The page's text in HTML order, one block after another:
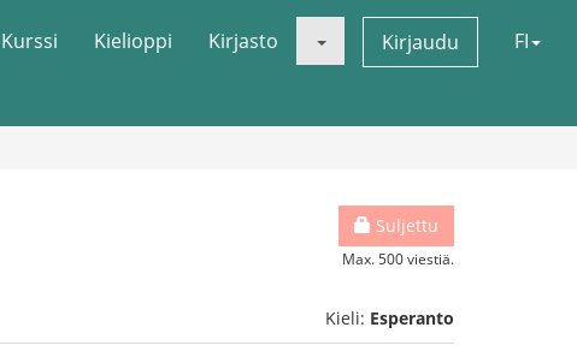
Kurssi Kielioppi Kirjasto Kirjaudu FI
Suljettu
Max. 500 viestiä.
Kieli: Esperanto